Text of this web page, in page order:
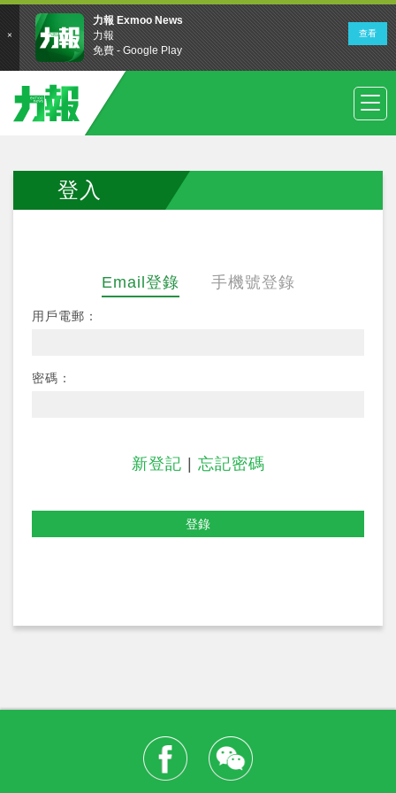
登入
Email登錄 手機號登錄
用戶電郵：
密碼：
新登記 忘記密碼